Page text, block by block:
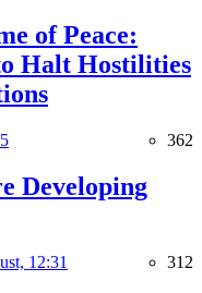
of Peace:
Halt Hostilities
362
Developing
12:31 312